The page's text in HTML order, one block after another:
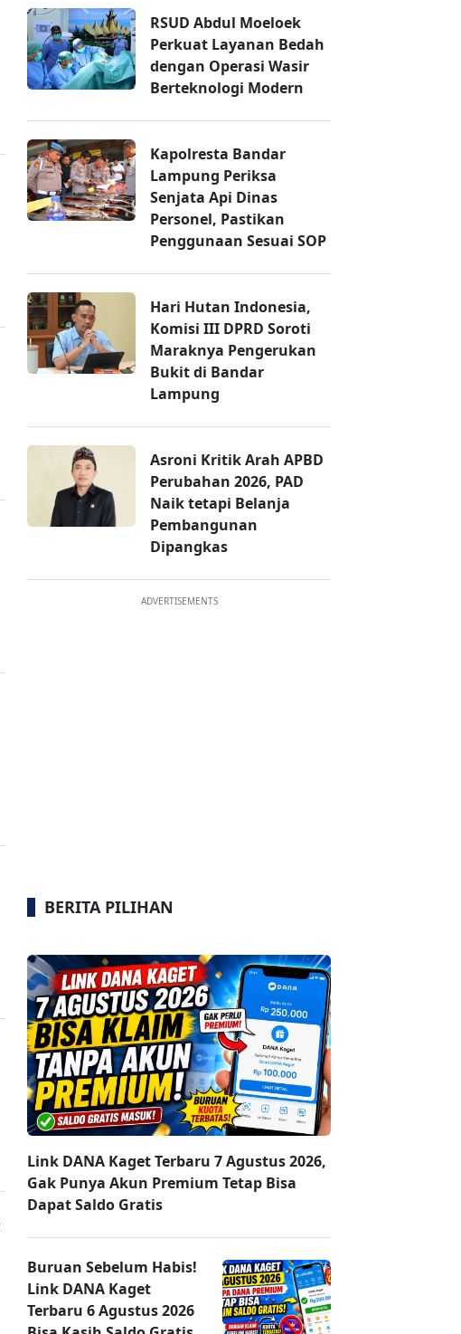
RSUD Abdul Moeloek
Perkuat Layanan Bedah
dengan Operasi Wasir
Berteknologi Modern
Kapolresta Bandar
Lampung Periksa
Senjata Api Dinas
Personel, Pastikan
Penggunaan Sesuai SOP
Hari Hutan Indonesia,
Komisi III DPRD Soroti
Maraknya Pengerukan
Bukit di Bandar
Lampung
Asroni Kritik Arah APBD
Perubahan 2026, PAD
Naik tetapi Belanja
Pembangunan
Dipangkas
ADVERTISEMENTS
BERITA PILIHAN
Link DANA Kaget Terbaru 7 Agustus 2026,
Gak Punya Akun Premium Tetap Bisa
Dapat Saldo Gratis
Buruan Sebelum Habis!
Link DANA Kaget
Terbaru 6 Agustus 2026